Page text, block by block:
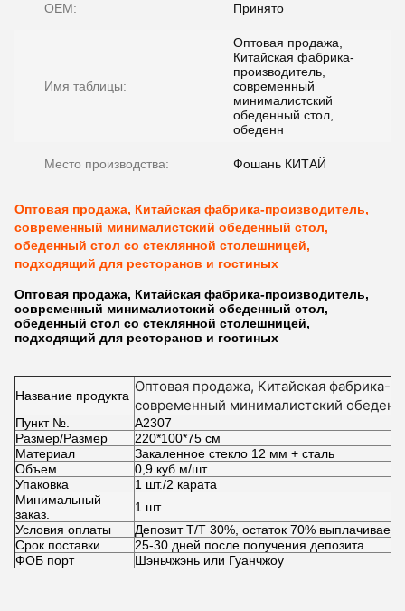
OEM: Принято
Имя таблицы:
Оптовая продажа,
Китайская фабрика-
производитель,
современный
минималистский
обеденный стол,
обеденн
Место производства: Фошань КИТАЙ
Оптовая продажа, Китайская фабрика-производитель,
современный минималистский обеденный стол,
обеденный стол со стеклянной столешницей,
подходящий для ресторанов и гостиных
Оптовая продажа, Китайская фабрика-производитель,
современный минималистский обеденный стол,
обеденный стол со стеклянной столешницей,
подходящий для ресторанов и гостиных
Название продукта
Оптовая продажа, Китайская фабрика-
современный минималистский
со стеклянной столешницей,
гостиных
Пункт №.
А2307
Размер/Размер
220*100*75 см
Материал
Закаленное стекло 12 мм + сталь
Объем
0,9 куб.м/шт.
Упаковка
1 шт./2 карата
Минимальный
заказ.
1 шт.
Условия оплаты
Депозит T/T 30%, остаток 70%
Срок поставки
25-30 дней после получения депозита
ФОБ порт
Шэньчжэнь или Гуанчжоу